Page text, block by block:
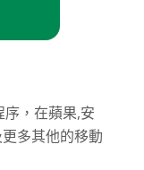
，在蘋果,安
多其他的移動